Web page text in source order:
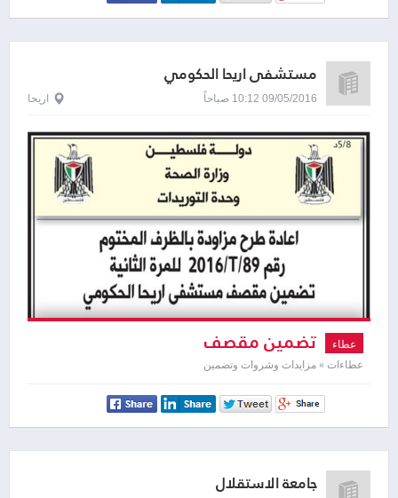
مستشفى اريحا الحكومي
09/05/2016 10:12 صباحاً اريحا
عطاء تضمين مقصف
عطاءات » مزايدات وشروات وتضمين
جامعة الاستقلال